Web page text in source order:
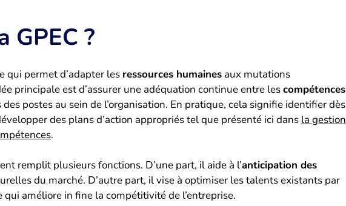
GPEC ?
qui permet d’adapter les ressources humaines aux mutations
principale est d’assurer une adéquation continue entre lescompétences
postes au sein de l’organisation. En pratique, cela signifie identifier dès
des plans d’action appropriés tel que présenté ici dans la gestion
.
remplit plusieurs fonctions. D’une part, il aide à l’anticipation des
du marché. D’autre part, il vise à optimiser les talents existants par
améliore in fine la compétitivité de l’entreprise.